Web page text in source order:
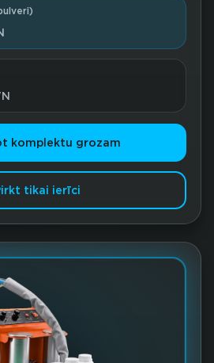
komplektu grozam
tikai ierīci